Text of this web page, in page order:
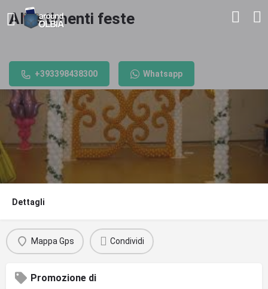
Allestimenti feste
+393398438300 Whatsapp
Dettagli
Mappa Gps Condividi
Promozione di